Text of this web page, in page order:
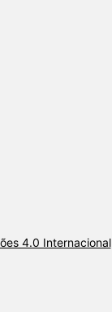
4.0 Internacional